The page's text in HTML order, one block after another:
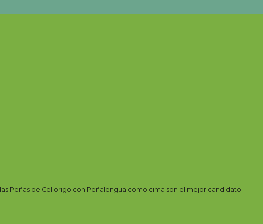
Peñas de Cellorigo con Peñalengua como cima son el mejor candidato.